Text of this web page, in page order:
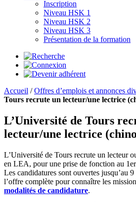
Inscription
Niveau HSK 1
Niveau HSK 2
Niveau HSK 3
Présentation de la formation
Accueil /Offres d’emplois et annonces
Tours recrute un lecteur/une lectrice
L’Université de Tours
lecteur/une lectrice
L’Université de Tours recrute un lecteur
en LEA, pour une prise de fonction au
Les candidatures sont ouvertes jusqu’au
l’offre complète pour connaître les
modalités de candidature.